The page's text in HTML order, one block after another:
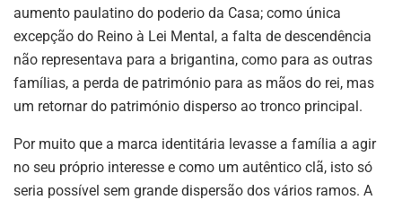
aumento paulatino do poderio da Casa; como única
excepção do Reino à Lei Mental, a falta de descendência
não representava para a brigantina, como para as outras
famílias, a perda de património para as mãos do rei, mas
um retornar do património disperso ao tronco principal.
Por muito que a marca identitária levasse a família a agir
no seu próprio interesse e como um autêntico clã, isto só
seria possível sem grande dispersão dos vários ramos. A